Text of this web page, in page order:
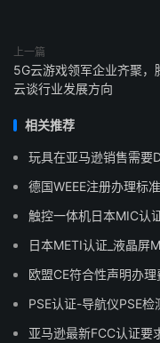
上一篇
5G云游戏领军企业齐聚，
云谈行业发展方向
相关推荐
玩具在亚马逊销售需要
德国WEEE注册办理标
触控一体机日本MIC认
日本METI认证_液晶屏
欧盟CE符合性声明办
PSE认证-导航仪PSE
亚马逊最新FCC认证要